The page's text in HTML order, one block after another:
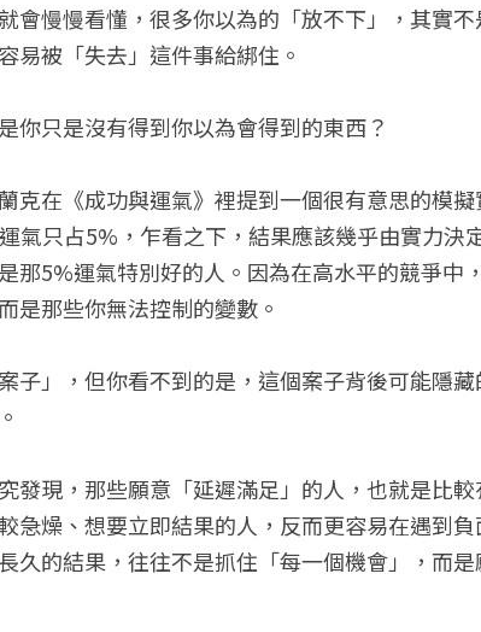
會慢慢看懂，很多你以為的「放不下」，其實
易被「失去」這件事給綁住。
你只是沒有得到你以為會得到的東西？
克在《成功與運氣》裡提到一個很有意思的模
氣只占5%，乍看之下，結果應該幾乎由實力決
那5%運氣特別好的人。因為在高水平的競爭中
是那些你無法控制的變數。
子」，但你看不到的是，這個案子背後可能隱
發現，那些願意「延遲滿足」的人，也就是比
急燥、想要立即結果的人，反而更容易在遇到
久的結果，往往不是抓住「每一個機會」，而